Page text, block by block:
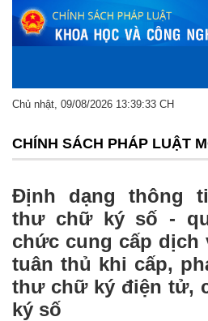
Chủ nhật, 09/08/2026 13:39:33 CH
CHÍNH SÁCH PHÁP LUẬT
Định dạng thông
thư chữ ký số -
chức cung cấp dịch
tuân thủ khi cấp,
thư chữ ký điện tử,
ký số